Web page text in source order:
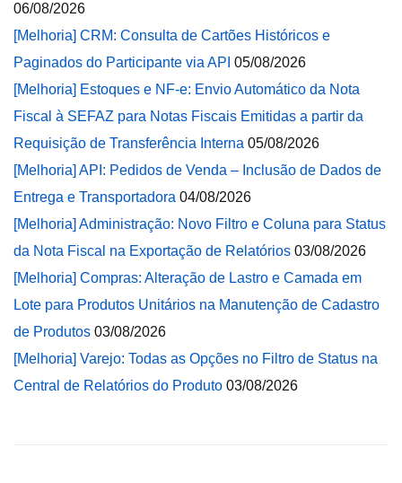
06/08/2026
[Melhoria] CRM: Consulta de Cartões Históricos e
Paginados do Participante via API 05/08/2026
[Melhoria] Estoques e NF-e: Envio Automático da Nota
Fiscal à SEFAZ para Notas Fiscais Emitidas a partir da
Requisição de Transferência Interna 05/08/2026
[Melhoria] API: Pedidos de Venda – Inclusão de Dados de
Entrega e Transportadora 04/08/2026
[Melhoria] Administração: Novo Filtro e Coluna para Status
da Nota Fiscal na Exportação de Relatórios 03/08/2026
[Melhoria] Compras: Alteração de Lastro e Camada em
Lote para Produtos Unitários na Manutenção de Cadastro
de Produtos 03/08/2026
[Melhoria] Varejo: Todas as Opções no Filtro de Status na
Central de Relatórios do Produto 03/08/2026